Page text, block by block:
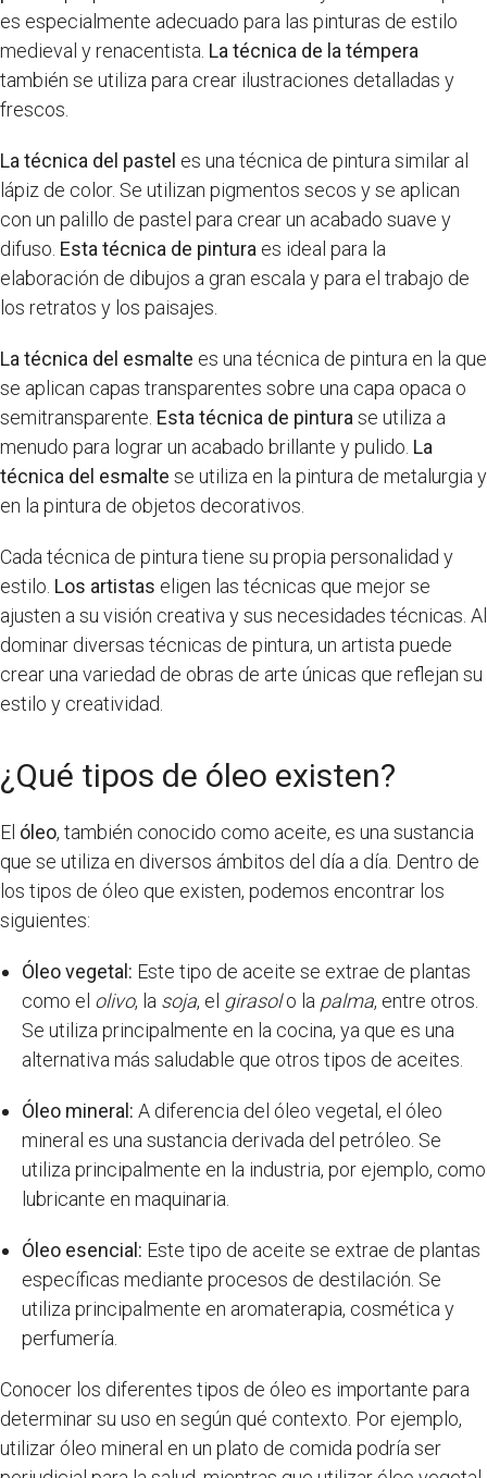
es especialmente adecuado para las pinturas de estilo
medieval y renacentista. La técnica de la témpera
también se utiliza para crear ilustraciones detalladas y
frescos.
La técnica del pastel es una técnica de pintura similar al
lápiz de color. Se utilizan pigmentos secos y se aplican
con un palillo de pastel para crear un acabado suave y
difuso. Esta técnica de pintura es ideal para la
elaboración de dibujos a gran escala y para el trabajo de
los retratos y los paisajes.
La técnica del esmalte es una técnica de pintura en la que
se aplican capas transparentes sobre una capa opaca o
semitransparente. Esta técnica de pintura se utiliza a
menudo para lograr un acabado brillante y pulido. La
técnica del esmalte se utiliza en la pintura de metalurgia y
en la pintura de objetos decorativos.
Cada técnica de pintura tiene su propia personalidad y
estilo. Los artistas eligen las técnicas que mejor se
ajusten a su visión creativa y sus necesidades técnicas. Al
dominar diversas técnicas de pintura, un artista puede
crear una variedad de obras de arte únicas que reflejan su
estilo y creatividad.
¿Qué tipos de óleo existen?
El óleo, también conocido como aceite, es una sustancia
que se utiliza en diversos ámbitos del día a día. Dentro de
los tipos de óleo que existen, podemos encontrar los
siguientes:
Óleo vegetal: Este tipo de aceite se extrae de plantas
como el olivo, la soja, el girasolo la palma, entre otros.
Se utiliza principalmente en la cocina, ya que es una
alternativa más saludable que otros tipos de aceites.
Óleo mineral: A diferencia del óleo vegetal, el óleo
mineral es una sustancia derivada del petróleo. Se
utiliza principalmente en la industria, por ejemplo, como
lubricante en maquinaria.
Óleo esencial: Este tipo de aceite se extrae de plantas
específicas mediante procesos de destilación. Se
utiliza principalmente en aromaterapia, cosmética y
perfumería.
Conocer los diferentes tipos de óleo es importante para
determinar su uso en según qué contexto. Por ejemplo,
utilizar óleo mineral en un plato de comida podría ser